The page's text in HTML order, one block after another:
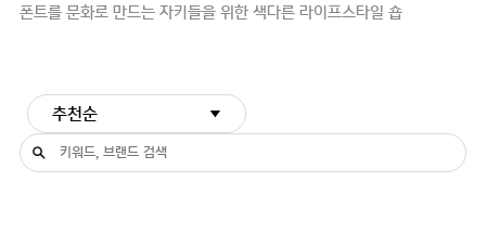
폰트를 문화로 만드는 자키들을 위한 색다른 라이프스타일 숍
추천순